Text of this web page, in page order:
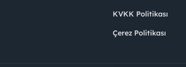
KVKK Politikası
Çerez Politikası